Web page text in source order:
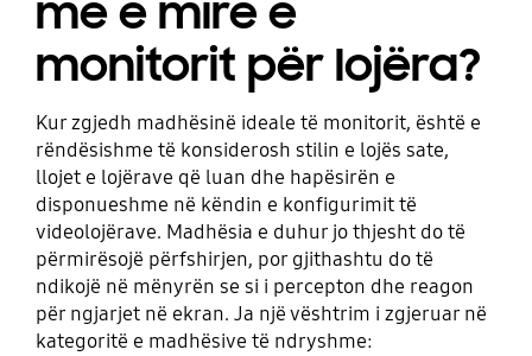
më e mirë e
monitorit për lojëra?
Kur zgjedh madhësinë ideale të monitorit, është e
rëndësishme të konsiderosh stilin e lojës sate,
llojet e lojërave që luan dhe hapësirën e
disponueshme në këndin e konfigurimit të
videolojërave. Madhësia e duhur jo thjesht do të
përmirësojë përfshirjen, por gjithashtu do të
ndikojë në mënyrën se si i percepton dhe reagon
për ngjarjet në ekran. Ja një vështrim i zgjeruar në
kategoritë e madhësive të ndryshme: